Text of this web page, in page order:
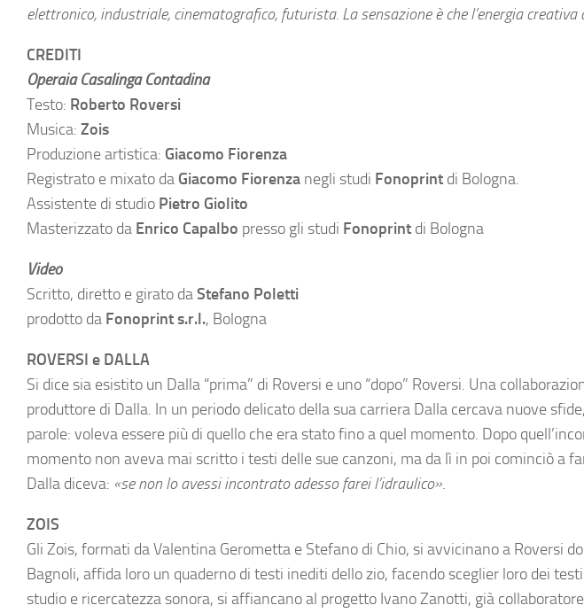
elettronico, industriale, cinematografico, futurista. La sensazione è che l’energia
CREDITI
Operaia Casalinga Contadina
Testo: Roberto Roversi
Musica: Zois
Produzione artistica: Giacomo Fiorenza
Registrato e mixato da Giacomo Fiorenza negli studi Fonoprint di Bologna.
Assistente di studio Pietro Giolito
Masterizzato da Enrico Capalbo presso gli studi Fonoprint di Bologna
Video
Scritto, diretto e girato daStefano Poletti
prodotto da Fonoprint s.r.l., Bologna
ROVERSI e DALLA
Si dice sia esistito un Dalla “prima” di Roversi e uno “dopo” Roversi. Una
produttore di Dalla. In un periodo delicato della sua carriera Dalla cercava nuove
parole: voleva essere più di quello che era stato fino a quel momento. Dopo
momento non aveva mai scritto i testi delle sue canzoni, ma da lì in poi cominciò a
Dalla diceva: «se non lo avessi incontrato adesso farei l’idraulico».
ZOIS
Gli Zois, formati da Valentina Gerometta e Stefano di Chio, si avvicinano a Roversi
Bagnoli, affida loro un quaderno di testi inediti dello zio, facendo sceglier loro dei
studio e ricercatezza sonora, si affiancano al progetto Ivano Zanotti, già